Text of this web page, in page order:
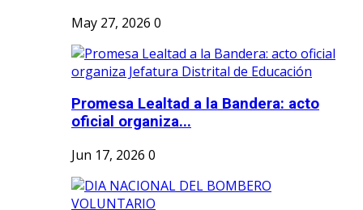
May 27, 2026 0
Promesa Lealtad a la Bandera: acto
oficial organiza...
Jun 17, 2026 0